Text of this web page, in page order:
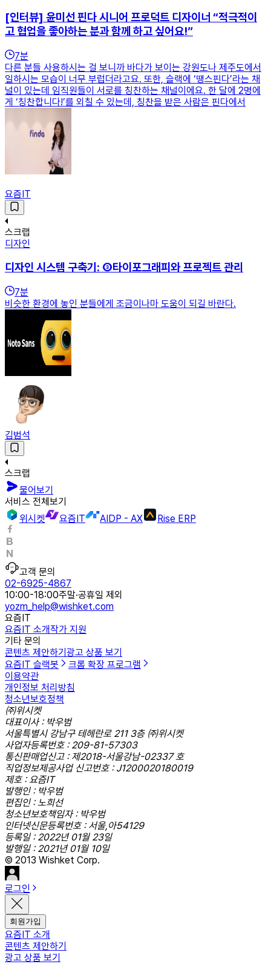
[인터뷰] 윤미선 핀다 시니어 프로덕트 디자이너 “적극적이
고 협업을 좋아하는 분과 함께 하고 싶어요!”
7분
다른 분들 사용하시는 걸 보니까 바다가 보이는 강원도나 제주도에서
일하시는 모습이 너무 부럽더라고요. 또한, 슬랙에 ‘땡스핀다’라는 채
널이 있는데 임직원들이 서로를 칭찬하는 채널이에요. 한 달에 2명에
게 ‘칭찬합니다!’를 외칠 수 있는데, 칭찬을 받은 사람은 핀다에서
요즘IT
스크랩
디자인
디자인 시스템 구축기: ③타이포그래피와 프로젝트 관리
7분
비슷한 환경에 놓인 분들에게 조금이나마 도움이 되길 바란다.
김범석
스크랩
물어보기
서비스 전체보기
위시켓
요즘IT AIDP - AX Rise ERP
고객 문의
02-6925-4867
10:00-18:00주말·공휴일 제외
yozm_help@wishket.com
요즘IT
요즘IT 소개작가 지원
기타 문의
콘텐츠 제안하기 광고 상품 보기
요즘IT 슬랙봇
크롬 확장 프로그램
이용약관
개인정보 처리방침
청소년보호정책
㈜위시켓
대표이사 : 박우범
서울특별시 강남구 테헤란로 211 3층 ㈜위시켓
사업자등록번호 : 209-81-57303
통신판매업신고 : 제2018-서울강남-02337 호
직업정보제공사업 신고번호 : J1200020180019
제호 : 요즘IT
발행인 : 박우범
편집인 : 노희선
청소년보호책임자 : 박우범
인터넷신문등록번호 : 서울,아54129
등록일 : 2022년 01월 23일
발행일 : 2021년 01월 10일
© 2013 Wishket Corp.
로그인
회원가입
요즘IT 소개
콘텐츠 제안하기
광고 상품 보기